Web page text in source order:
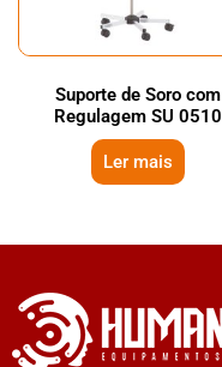
Suporte de Soro com
Regulagem SU 0510
Ler mais